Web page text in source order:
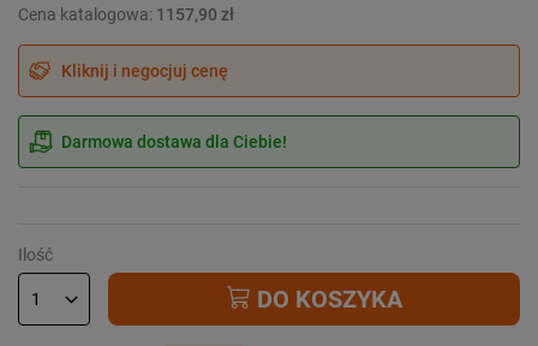
Cena katalogowa: 1157,90 zł
Kliknij i negocjuj cenę
Darmowa dostawa dla Ciebie!
Ilość
DO KOSZYKA